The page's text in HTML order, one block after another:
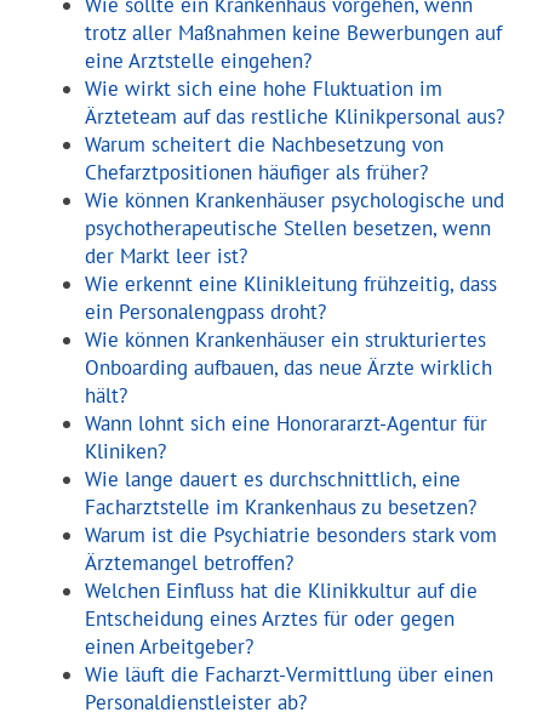
trotz aller Maßnahmen keine Bewerbungen auf
eine Arztstelle eingehen?
Wie wirkt sich eine hohe Fluktuation im
Ärzteteam auf das restliche Klinikpersonal aus?
Warum scheitert die Nachbesetzung von
Chefarztpositionen häufiger als früher?
Wie können Krankenhäuser psychologische und
psychotherapeutische Stellen besetzen, wenn
der Markt leer ist?
Wie erkennt eine Klinikleitung frühzeitig, dass
ein Personalengpass droht?
Wie können Krankenhäuser ein strukturiertes
Onboarding aufbauen, das neue Ärzte wirklich
hält?
Wann lohnt sich eine Honorararzt-Agentur für
Kliniken?
Wie lange dauert es durchschnittlich, eine
Facharztstelle im Krankenhaus zu besetzen?
Warum ist die Psychiatrie besonders stark vom
Ärztemangel betroffen?
Welchen Einfluss hat die Klinikkultur auf die
Entscheidung eines Arztes für oder gegen
einen Arbeitgeber?
Wie läuft die Facharzt-Vermittlung über einen
Personaldienstleister ab?